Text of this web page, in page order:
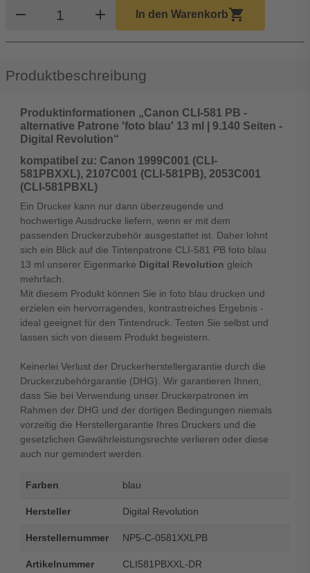
remove Produkt Warenkorb Menge
add In den Warenkorbshopping_cart
Produktbeschreibung
Produktinformationen „Canon CLI-581 PB -
alternative Patrone 'foto blau' 13 ml | 9.140 Seiten -
Digital Revolution“
kompatibel zu: Canon 1999C001 (CLI-
581PBXXL), 2107C001 (CLI-581PB), 2053C001
(CLI-581PBXL)
Ein Drucker kann nur dann überzeugende und
hochwertige Ausdrucke liefern, wenn er mit dem
passenden Druckerzubehör ausgestattet ist. Daher lohnt
sich ein Blick auf die Tintenpatrone CLI-581 PB foto blau
13 ml unserer Eigenmarke Digital Revolution gleich
mehrfach.
Mit diesem Produkt können Sie in foto blau drucken und
erzielen ein hervorragendes, kontrastreiches Ergebnis -
ideal geeignet für den Tintendruck. Testen Sie selbst und
lassen sich von diesem Produkt begeistern.
Keinerlei Verlust der Druckerherstellergarantie durch die
Druckerzubehörgarantie (DHG). Wir garantieren Ihnen,
dass Sie bei Verwendung unser Druckerpatronen im
Rahmen der DHG und der dortigen Bedingungen niemals
vorzeitig die Herstellergarantie Ihres Druckers und die
gesetzlichen Gewährleistungsrechte verlieren oder diese
auch nur gemindert werden.
Farben blau
Hersteller Digital Revolution
Herstellernummer NP5-C-0581XXLPB
Artikelnummer CLI581PBXXL-DR